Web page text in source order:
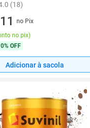
(18)
no Pix
no pix)
OFF
Adicionar à sacola